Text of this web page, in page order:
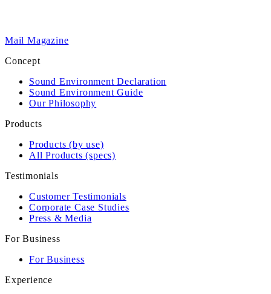
Mail Magazine
Concept
Sound Environment Declaration
Sound Environment Guide
Our Philosophy
Products
Products (by use)
All Products (specs)
Testimonials
Customer Testimonials
Corporate Case Studies
Press & Media
For Business
For Business
Experience